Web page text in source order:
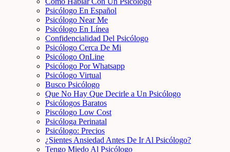
Psicólogo En Español
Psicólogo Near Me
Psicólogo En Línea
Confidencialidad Del Psicólogo
Psicólogo Cerca De Mi
Psicólogo OnLine
Psicólogo Por Whatsapp
Psicólogo Virtual
Busco Psicólogo
Que No Hay Que Decirle a Un Psicólogo
Psicólogos Baratos
Piscólogo Low Cost
Psicóloga Perinatal
Psicólogo: Precios
¿Sientes Ansiedad Antes De Ir Al Psicólogo?
Tengo Miedo Al Psicólogo